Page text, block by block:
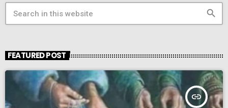
search
FEATURED POST
insert_link